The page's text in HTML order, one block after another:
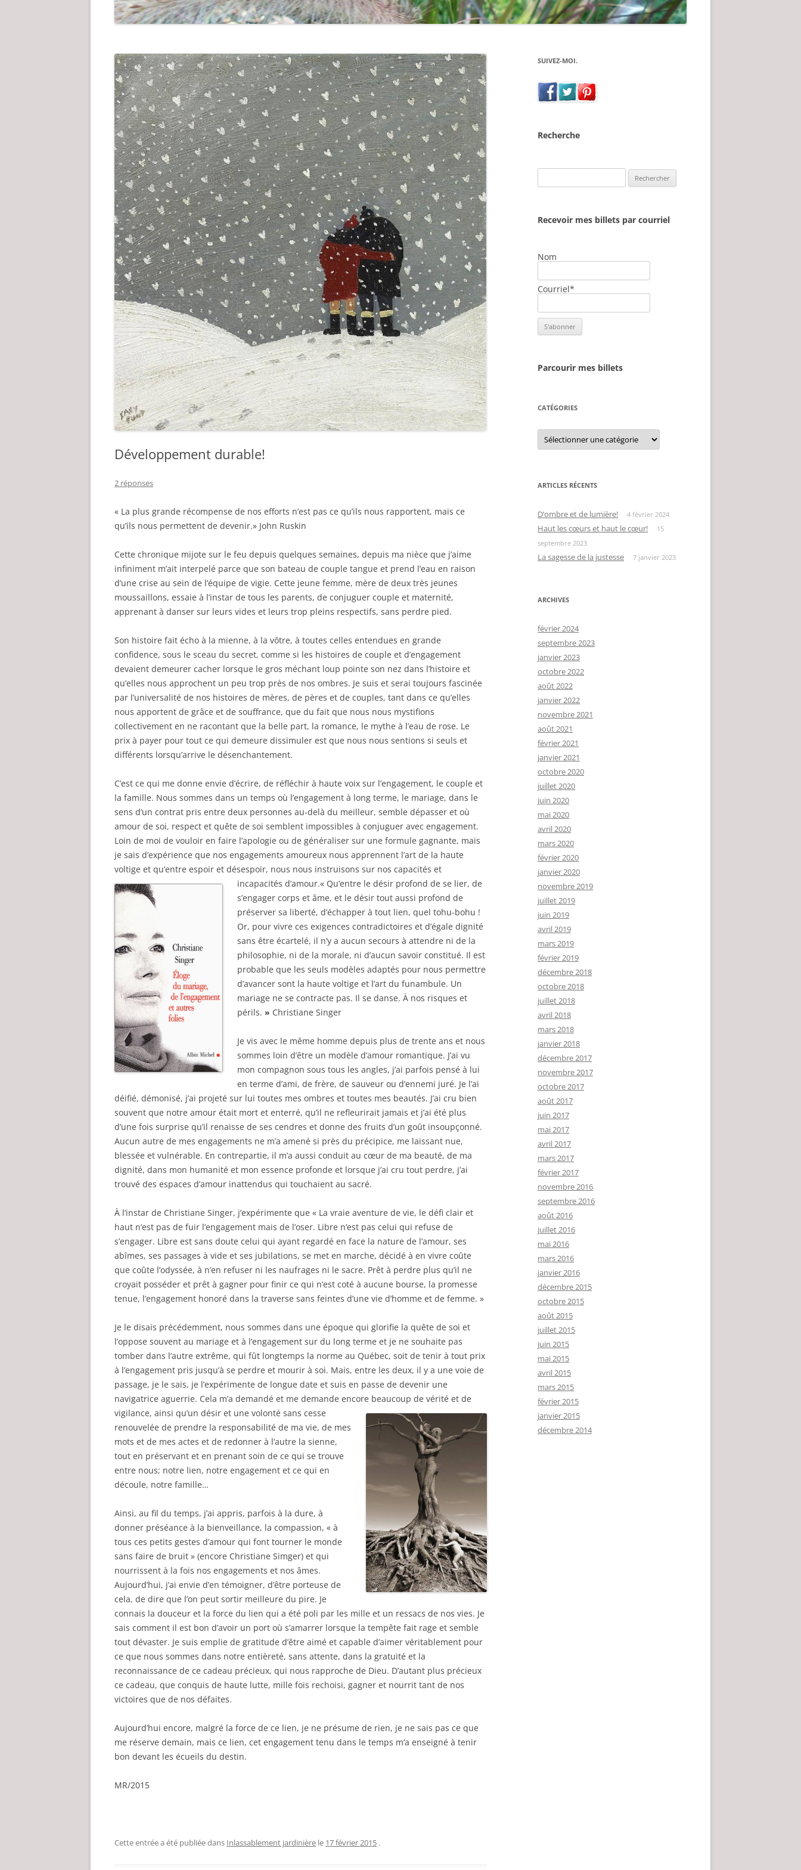
Développement durable!
2 réponses
« La plus grande récompense de nos efforts n’est pas ce qu’ils nous rapportent, mais ce
qu’ils nous permettent de devenir.» John Ruskin
Cette chronique mijote sur le feu depuis quelques semaines, depuis ma nièce que j’aime
infiniment m’ait interpelé parce que son bateau de couple tangue et prend l’eau en raison
d’une crise au sein de l’équipe de vigie. Cette jeune femme, mère de deux très jeunes
moussaillons, essaie à l’instar de tous les parents, de conjuguer couple et maternité,
apprenant à danser sur leurs vides et leurs trop pleins respectifs, sans perdre pied.
Son histoire fait écho à la mienne, à la vôtre, à toutes celles entendues en grande
confidence, sous le sceau du secret, comme si les histoires de couple et d’engagement
devaient demeurer cacher lorsque le gros méchant loup pointe son nez dans l’histoire et
qu’elles nous approchent un peu trop près de nos ombres. Je suis et serai toujours fascinée
par l’universalité de nos histoires de mères, de pères et de couples, tant dans ce qu’elles
nous apportent de grâce et de souffrance, que du fait que nous nous mystifions
collectivement en ne racontant que la belle part, la romance, le mythe à l’eau de rose. Le
prix à payer pour tout ce qui demeure dissimuler est que nous nous sentions si seuls et
différents lorsqu’arrive le désenchantement.
C’est ce qui me donne envie d’écrire, de réfléchir à haute voix sur l’engagement, le couple et
la famille. Nous sommes dans un temps où l’engagement à long terme, le mariage, dans le
sens d’un contrat pris entre deux personnes au-delà du meilleur, semble dépasser et où
amour de soi, respect et quête de soi semblent impossibles à conjuguer avec engagement.
Loin de moi de vouloir en faire l’apologie ou de généraliser sur une formule gagnante, mais
je sais d’expérience que nos engagements amoureux nous apprennent l’art de la haute
voltige et qu’entre espoir et désespoir, nous nous instruisons sur nos capacités et
incapacités d’amour.« Qu’entre le désir profond de se lier, de
s’engager corps et âme, et le désir tout aussi profond de
préserver sa liberté, d’échapper à tout lien, quel tohu-bohu !
Or, pour vivre ces exigences contradictoires et d’égale dignité
sans être écartelé, il n’y a aucun secours à attendre ni de la
philosophie, ni de la morale, ni d’aucun savoir constitué. Il est
probable que les seuls modèles adaptés pour nous permettre
d’avancer sont la haute voltige et l’art du funambule. Un
mariage ne se contracte pas. Il se danse. À nos risques et
périls. » Christiane Singer
Je vis avec le même homme depuis plus de trente ans et nous
sommes loin d’être un modèle d’amour romantique. J’ai vu
mon compagnon sous tous les angles, j’ai parfois pensé à lui
en terme d’ami, de frère, de sauveur ou d’ennemi juré. Je l’ai
déifié, démonisé, j’ai projeté sur lui toutes mes ombres et toutes mes beautés. J’ai cru bien
souvent que notre amour était mort et enterré, qu’il ne refleurirait jamais et j’ai été plus
d’une fois surprise qu’il renaisse de ses cendres et donne des fruits d’un goût insoupçonné.
Aucun autre de mes engagements ne m’a amené si près du précipice, me laissant nue,
blessée et vulnérable. En contrepartie, il m’a aussi conduit au cœur de ma beauté, de ma
dignité, dans mon humanité et mon essence profonde et lorsque j’ai cru tout perdre, j’ai
trouvé des espaces d’amour inattendus qui touchaient au sacré.
À l’instar de Christiane Singer, j’expérimente que « La vraie aventure de vie, le défi clair et
haut n’est pas de fuir l’engagement mais de l’oser. Libre n’est pas celui qui refuse de
s’engager. Libre est sans doute celui qui ayant regardé en face la nature de l’amour, ses
abîmes, ses passages à vide et ses jubilations, se met en marche, décidé à en vivre coûte
que coûte l’odyssée, à n’en refuser ni les naufrages ni le sacre. Prêt à perdre plus qu’il ne
croyait posséder et prêt à gagner pour finir ce qui n’est coté à aucune bourse, la promesse
tenue, l’engagement honoré dans la traverse sans feintes d’une vie d’homme et de femme. »
Je le disais précédemment, nous sommes dans une époque qui glorifie la quête de soi et
l’oppose souvent au mariage et à l’engagement sur du long terme et je ne souhaite pas
tomber dans l’autre extrême, qui fût longtemps la norme au Québec, soit de tenir à tout prix
à l’engagement pris jusqu’à se perdre et mourir à soi. Mais, entre les deux, il y a une voie de
passage, je le sais, je l’expérimente de longue date et suis en passe de devenir une
navigatrice aguerrie. Cela m’a demandé et me demande encore beaucoup de vérité et de
vigilance, ainsi qu’un désir et une volonté sans cesse
renouvelée de prendre la responsabilité de ma vie, de mes
mots et de mes actes et de redonner à l’autre la sienne,
tout en préservant et en prenant soin de ce qui se trouve
entre nous; notre lien, notre engagement et ce qui en
découle, notre famille…
Ainsi, au fil du temps, j’ai appris, parfois à la dure, à
donner préséance à la bienveillance, la compassion, « à
tous ces petits gestes d’amour qui font tourner le monde
sans faire de bruit » (encore Christiane Simger) et qui
nourrissent à la fois nos engagements et nos âmes.
Aujourd’hui, j’ai envie d’en témoigner, d’être porteuse de
cela, de dire que l’on peut sortir meilleure du pire. Je
connais la douceur et la force du lien qui a été poli par les mille et un ressacs de nos vies. Je
sais comment il est bon d’avoir un port où s’amarrer lorsque la tempête fait rage et semble
tout dévaster. Je suis emplie de gratitude d’être aimé et capable d’aimer véritablement pour
ce que nous sommes dans notre entièreté, sans attente, dans la gratuité et la
reconnaissance de ce cadeau précieux, qui nous rapproche de Dieu. D’autant plus précieux
ce cadeau, que conquis de haute lutte, mille fois rechoisi, gagner et nourrit tant de nos
victoires que de nos défaites.
Aujourd’hui encore, malgré la force de ce lien, je ne présume de rien, je ne sais pas ce que
me réserve demain, mais ce lien, cet engagement tenu dans le temps m’a enseigné à tenir
bon devant les écueils du destin.
MR/2015
Cette entrée a été publiée dans Inlassablement jardinière le 17 février 2015 .
SUIVEZ-MOI.
Recherche
Recevoir mes billets par courriel
Nom
Courriel*
Parcourir mes billets
CATÉGORIES
Catégories
ARTICLES RÉCENTS
D’ombre et de lumière! 4 février 2024
Haut les cœurs et haut le cœur!
15
septembre 2023
La sagesse de la justesse 7 janvier 2023
ARCHIVES
février 2024
septembre 2023
janvier 2023
octobre 2022
août 2022
janvier 2022
novembre 2021
août 2021
février 2021
janvier 2021
octobre 2020
juillet 2020
juin 2020
mai 2020
avril 2020
mars 2020
février 2020
janvier 2020
novembre 2019
juillet 2019
juin 2019
avril 2019
mars 2019
février 2019
décembre 2018
octobre 2018
juillet 2018
avril 2018
mars 2018
janvier 2018
décembre 2017
novembre 2017
octobre 2017
août 2017
juin 2017
mai 2017
avril 2017
mars 2017
février 2017
novembre 2016
septembre 2016
août 2016
juillet 2016
mai 2016
mars 2016
janvier 2016
décembre 2015
octobre 2015
août 2015
juillet 2015
juin 2015
mai 2015
avril 2015
mars 2015
février 2015
janvier 2015
décembre 2014